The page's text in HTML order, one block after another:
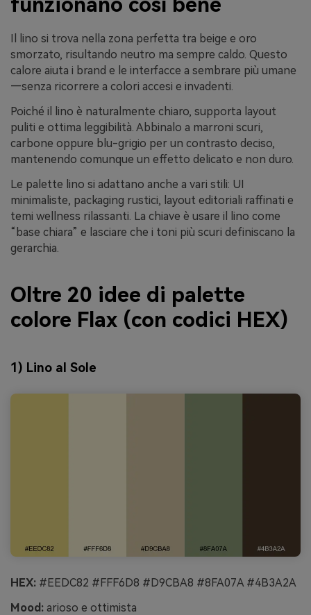
Il lino si trova nella zona perfetta tra beige e oro
smorzato, risultando neutro ma sempre caldo. Questo
calore aiuta i brand e le interfacce a sembrare più umane
—senza ricorrere a colori accesi e invadenti.
Poiché il lino è naturalmente chiaro, supporta layout
puliti e ottima leggibilità. Abbinalo a marroni scuri,
carbone oppure blu-grigio per un contrasto deciso,
mantenendo comunque un effetto delicato e non duro.
Le palette lino si adattano anche a vari stili: UI
minimaliste, packaging rustici, layout editoriali raffinati e
temi wellness rilassanti. La chiave è usare il lino come
“base chiara” e lasciare che i toni più scuri definiscano la
gerarchia.
Oltre 20 idee di palette
colore Flax (con codici HEX)
1) Lino al Sole
HEX: #EEDC82 #FFF6D8 #D9CBA8 #8FA07A #4B3A2A
Mood: arioso e ottimista